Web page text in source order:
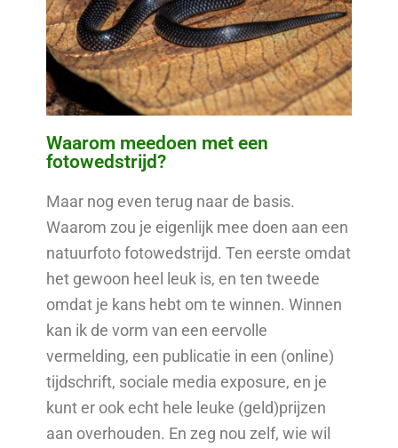
Waarom meedoen met een
fotowedstrijd?
Maar nog even terug naar de basis.
Waarom zou je eigenlijk mee doen aan een
natuurfoto fotowedstrijd. Ten eerste omdat
het gewoon heel leuk is, en ten tweede
omdat je kans hebt om te winnen. Winnen
kan ik de vorm van een eervolle
vermelding, een publicatie in een (online)
tijdschrift, sociale media exposure, en je
kunt er ook echt hele leuke (geld)prijzen
aan overhouden. En zeg nou zelf, wie wil